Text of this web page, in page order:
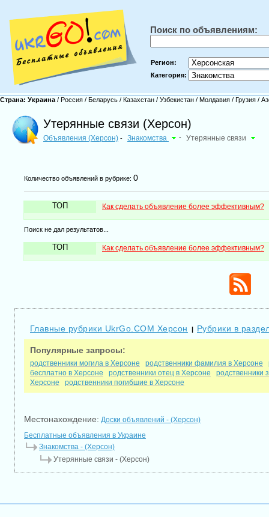
Поиск по объявлениям:
Регион:
Категория:
Страна: Украина / Россия / Беларусь / Казахстан / Узбекистан / Молдавия / Грузия /
Утерянные связи (Херсон)
Объявления (Херсон) - Знакомства - Утерянные связи
Количество объявлений в рубрике: 0
ТОП Как сделать объявление более эффективным?
Поиск не дал результатов...
ТОП Как сделать объявление более эффективным?
Главные рубрики UkrGo.COM Херсон | Рубрики в
Популярные запросы:
родственники могила в Херсоне родственники фамилия в Херсоне
бесплатно в Херсоне
родственники отец в Херсоне
родственники
Херсоне
родственники погибшие в Херсоне
Местонахождение: Доски объявлений - (Херсон)
Бесплатные объявления в Украине
Знакомства - (Херсон)
Утерянные связи - (Херсон)